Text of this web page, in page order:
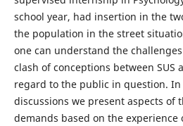
school year, had insertion in the
the population in the street
one can understand the
clash of conceptions between SUS
regard to the public in question.
discussions we present aspects of
demands based on the